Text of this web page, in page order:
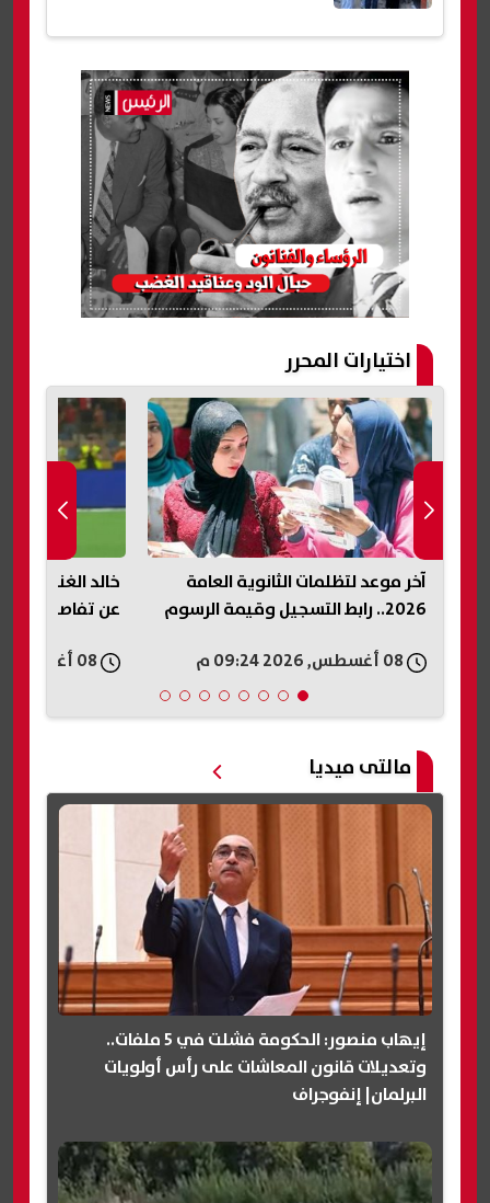
اختيارات المحرر
خالد الغندور يطالب الأهلي بالكشف
عن تفاصيل عقد إمام عاشور الجديد
أسعار الفضة
تقفز 6.5% خلال 3 أيام
مالتى ميديا
إيهاب منصور: الحكومة فشلت في 5 ملفات..
وتعديلات قانون المعاشات على رأس أولويات
البرلمان| إنفوجراف